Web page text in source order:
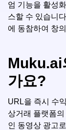
엄 기능을 활성
스할 수 있습니
에 동참하여 창
Muku.ai
가요?
URL을 즉시 수
상거래 플랫폼
인 동영상 광고